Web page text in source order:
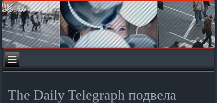
The Daily Telegraph подвела